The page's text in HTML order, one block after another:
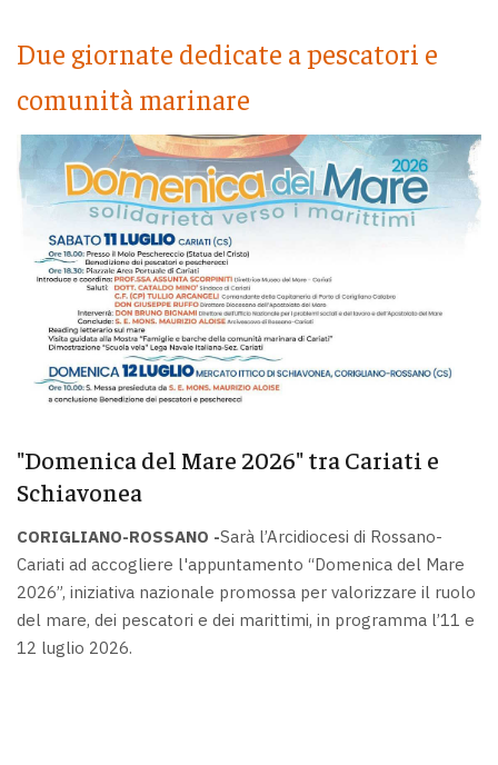
Due giornate dedicate a pescatori e
comunità marinare
"Domenica del Mare 2026" tra Cariati e
Schiavonea
CORIGLIANO-ROSSANO -Sarà l’Arcidiocesi di Rossano-
Cariati ad accogliere l'appuntamento “Domenica del Mare
2026”, iniziativa nazionale promossa per valorizzare il ruolo
del mare, dei pescatori e dei marittimi, in programma l’11 e
12 luglio 2026.